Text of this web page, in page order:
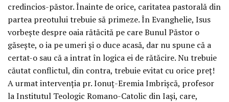
credincios-păstor. Înainte de orice, caritatea pastorală din
partea preotului trebuie să primeze. În Evanghelie, Isus
vorbește despre oaia rătăcită pe care Bunul Păstor o
găsește, o ia pe umeri și o duce acasă, dar nu spune că a
certat-o sau că a intrat în logica ei de rătăcire. Nu trebuie
căutat conflictul, din contra, trebuie evitat cu orice preț!
A urmat intervenția pr. Ionuț-Eremia Imbrișcă, profesor
la Institutul Teologic Romano-Catolic din Iași, care,